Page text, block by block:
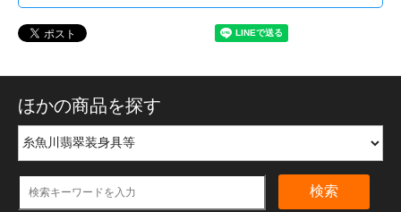
ほかの商品を探す
検索